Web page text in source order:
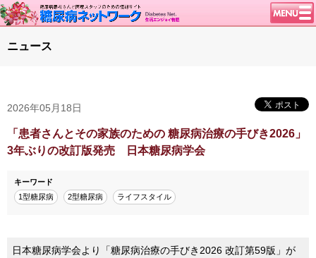
談話室BBS
糖尿病のきほん
特集・連載
腎臓の健康道
インスリンポンプ
グリコアルブミン
ニュース
2026年05月18日
「患者さんとその家族のための 糖尿病治療の手びき2026」
3年ぶりの改訂版発売 日本糖尿病学会
キーワード
1型糖尿病
2型糖尿病 ライフスタイル
日本糖尿病学会より「糖尿病治療の手びき2026 改訂第59版」が